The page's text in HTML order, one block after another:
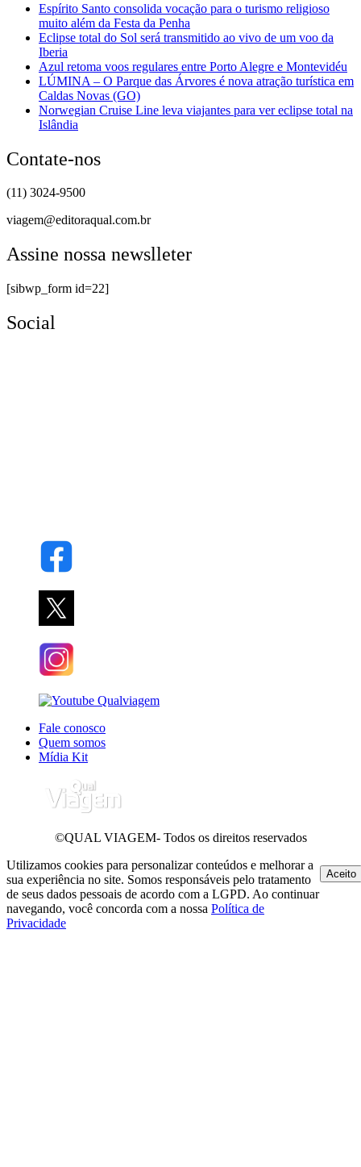
Espírito Santo consolida vocação para o turismo religioso
muito além da Festa da Penha
Eclipse total do Sol será transmitido ao vivo de um voo da
Iberia
Azul retoma voos regulares entre Porto Alegre e Montevidéu
LÚMINA – O Parque das Árvores é nova atração turística em
Caldas Novas (GO)
Norwegian Cruise Line leva viajantes para ver eclipse total na
Islândia
Contate-nos
(11) 3024-9500
viagem@editoraqual.com.br
Assine nossa newslleter
[sibwp_form id=22]
Social
Fale conosco
Quem somos
Mídia Kit
©QUAL VIAGEM- Todos os direitos reservados
Utilizamos cookies para personalizar conteúdos e melhorar a
sua experiência no site. Somos responsáveis pelo tratamento
de seus dados pessoais de acordo com a LGPD. Ao continuar
navegando, você concorda com a nossa Política de
Privacidade
Aceito